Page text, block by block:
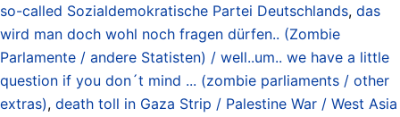
so-called Sozialdemokratische Partei Deutschlands, das
wird man doch wohl noch fragen dürfen.. (Zombie
Parlamente / andere Statisten) / well..um.. we have a little
question if you don´t mind ... (zombie parliaments / other
extras), death toll in Gaza Strip / Palestine War / West Asia